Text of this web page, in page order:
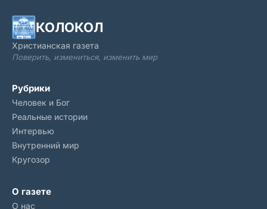
КОЛОКОЛ
Христианская газета
Поверить, измениться, изменить мир
Рубрики
Человек и Бог
Реальные истории
Интервью
Внутренний мир
Кругозор
О газете
О нас